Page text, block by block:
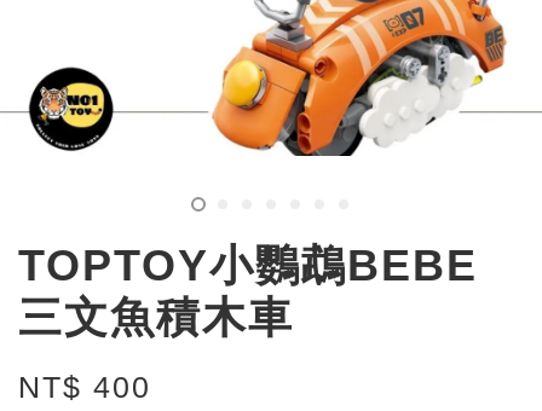
TOPTOY小鸚鵡BEBE
三文魚積木車
NT$ 400